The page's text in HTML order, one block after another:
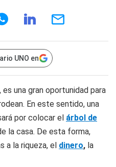
UNO en
una gran oportunidad para
En este sentido, una
por colocar el árbol de
la casa. De esta forma,
a la riqueza, el dinero, la